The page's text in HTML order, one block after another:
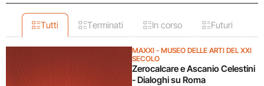
Tutti Terminati In corso Futuri
MAXXI - MUSEO DELLE ARTI DEL XXI
SECOLO
Zerocalcare e Ascanio Celestini
- Dialoghi su Roma